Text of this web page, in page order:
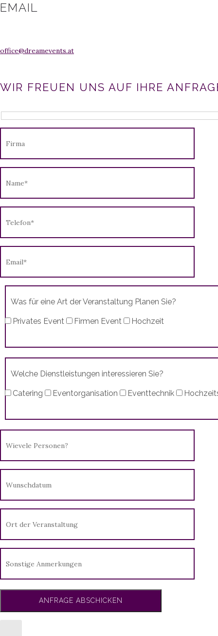
EMAIL
office@dreamevents.at
WIR FREUEN UNS AUF IHRE
Was für eine Art der Veranstaltung Planen Sie?
Privates Event Firmen Event Hochzeit
Welche Dienstleistungen interessieren Sie?
Catering Eventorganisation Eventtechnik